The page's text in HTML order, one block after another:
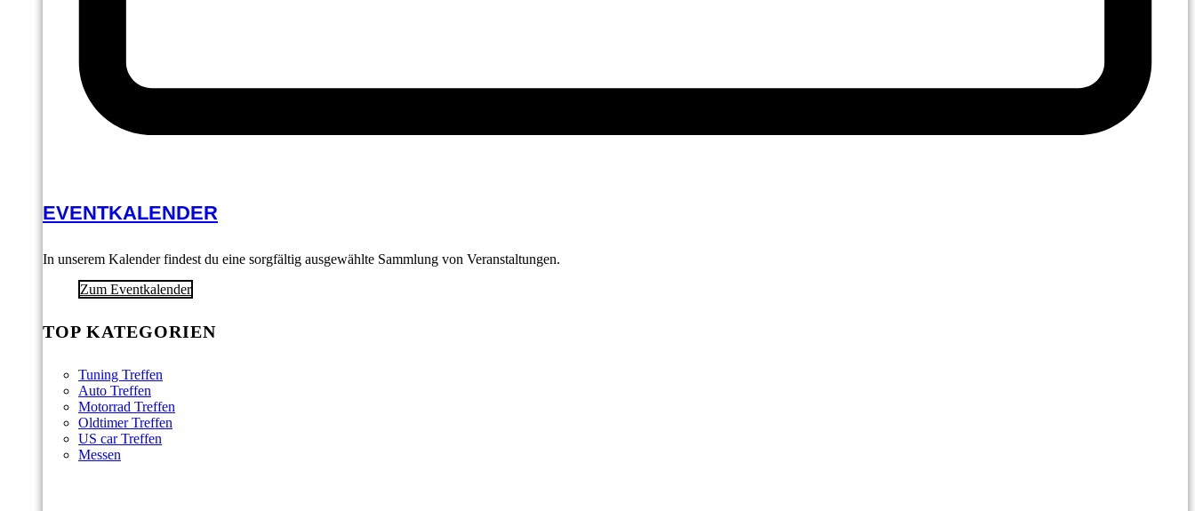
EVENTKALENDER
In unserem Kalender findest du eine sorgfältig ausgewählte Sammlung von Veranstaltungen.
Zum Eventkalender
TOP KATEGORIEN
Tuning Treffen
Auto Treffen
Motorrad Treffen
Oldtimer Treffen
US car Treffen
Messen